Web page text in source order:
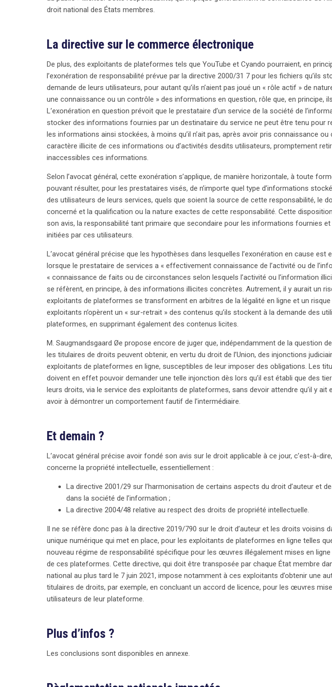
droit national des États membres.
La directive sur le commerce électronique
De plus, des exploitants de plateformes tels que YouTube et Cyando pourraient, en
l’exonération de responsabilité prévue par la directive 2000/31 7 pour les fichiers qu’ils
demande de leurs utilisateurs, pour autant qu’ils n’aient pas joué un « rôle actif » de
une connaissance ou un contrôle » des informations en question, rôle que, en principe,
L’exonération en question prévoit que le prestataire d’un service de la société de
stocker des informations fournies par un destinataire du service ne peut être tenu pour
les informations ainsi stockées, à moins qu’il n’ait pas, après avoir pris connaissance ou
caractère illicite de ces informations ou d’activités desdits utilisateurs, promptement
inaccessibles ces informations.
Selon l’avocat général, cette exonération s’applique, de manière horizontale, à toute
pouvant résulter, pour les prestataires visés, de n’importe quel type d’informations
des utilisateurs de leurs services, quels que soient la source de cette responsabilité, le
concerné et la qualification ou la nature exactes de cette responsabilité. Cette
son avis, la responsabilité tant primaire que secondaire pour les informations fournies
initiées par ces utilisateurs.
L’avocat général précise que les hypothèses dans lesquelles l’exonération en cause est
lorsque le prestataire de services a « effectivement connaissance de l’activité ou de
« connaissance de faits ou de circonstances selon lesquels l’activité ou l’information
se réfèrent, en principe, à des informations illicites concrètes. Autrement, il y aurait un
exploitants de plateformes se transforment en arbitres de la légalité en ligne et un risque
exploitants n’opèrent un « sur-retrait » des contenus qu’ils stockent à la demande des
plateformes, en supprimant également des contenus licites.
M. Saugmandsgaard Øe propose encore de juger que, indépendamment de la question
les titulaires de droits peuvent obtenir, en vertu du droit de l’Union, des injonctions
exploitants de plateformes en ligne, susceptibles de leur imposer des obligations. Les
doivent en effet pouvoir demander une telle injonction dès lors qu’il est établi que des
leurs droits, via le service des exploitants de plateformes, sans devoir attendre qu’il y ait
avoir à démontrer un comportement fautif de l’intermédiaire.
Et demain ?
L’avocat général précise avoir fondé son avis sur le droit applicable à ce jour, c’est-à-
concerne la propriété intellectuelle, essentiellement :
La directive 2001/29 sur l’harmonisation de certains aspects du droit d’auteur et
dans la société de l’information ;
La directive 2004/48 relative au respect des droits de propriété intellectuelle.
Il ne se réfère donc pas à la directive 2019/790 sur le droit d’auteur et les droits voisins
unique numérique qui met en place, pour les exploitants de plateformes en ligne telles
nouveau régime de responsabilité spécifique pour les œuvres illégalement mises en
de ces plateformes. Cette directive, qui doit être transposée par chaque État membre
national au plus tard le 7 juin 2021, impose notamment à ces exploitants d’obtenir une
titulaires de droits, par exemple, en concluant un accord de licence, pour les œuvres
utilisateurs de leur plateforme.
Plus d’infos ?
Les conclusions sont disponibles en annexe.
search